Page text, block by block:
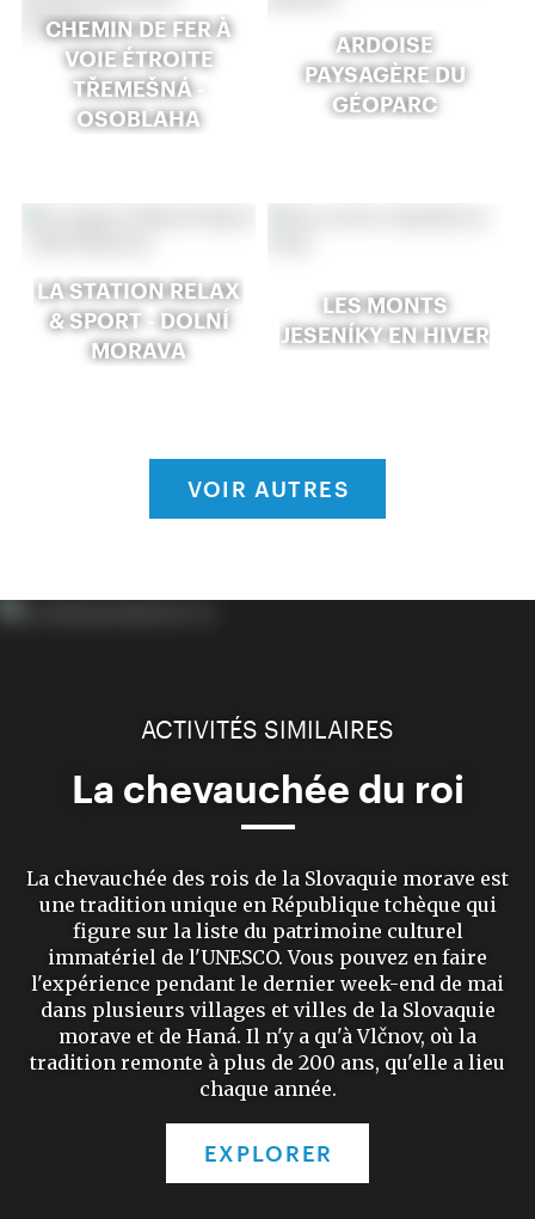
CHEMIN DE FER À
VOIE ÉTROITE
TŘEMEŠNÁ -
OSOBLAHA
ARDOISE
PAYSAGÈRE DU
GÉOPARC
LA STATION RELAX
& SPORT - DOLNÍ
MORAVA
LES MONTS
JESENÍKY EN HIVER
VOIR AUTRES
ACTIVITÉS SIMILAIRES
La chevauchée du roi
La chevauchée des rois de la Slovaquie morave est
une tradition unique en République tchèque qui
figure sur la liste du patrimoine culturel
immatériel de l'UNESCO. Vous pouvez en faire
l'expérience pendant le dernier week-end de mai
dans plusieurs villages et villes de la Slovaquie
morave et de Haná. Il n'y a qu'à Vlčnov, où la
tradition remonte à plus de 200 ans, qu'elle a lieu
chaque année.
EXPLORER